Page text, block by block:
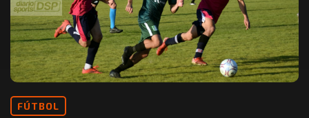
FÚTBOL